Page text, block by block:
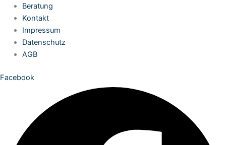
Zum
Inhalt
springen
Beratung
Kontakt
Impressum
Datenschutz
AGB
Facebook